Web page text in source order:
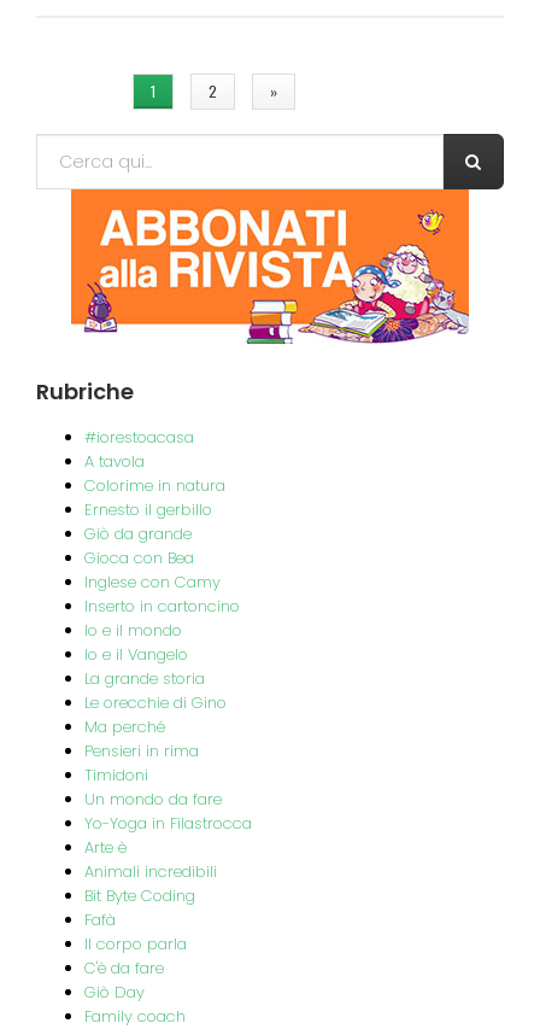
Pagine
1 2 »
Form di ricerca
Rubriche
#iorestoacasa
A tavola
Colorime in natura
Ernesto il gerbillo
Giò da grande
Gioca con Bea
Inglese con Camy
Inserto in cartoncino
Io e il mondo
Io e il Vangelo
La grande storia
Le orecchie di Gino
Ma perché
Pensieri in rima
Timidoni
Un mondo da fare
Yo-Yoga in Filastrocca
Arte è
Animali incredibili
Bit Byte Coding
Fafà
Il corpo parla
C'è da fare
Giò Day
Family coach